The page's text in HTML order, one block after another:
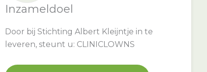
Inzameldoel
Door bij Stichting Albert Kleijntje in te
leveren, steunt u: CLINICLOWNS